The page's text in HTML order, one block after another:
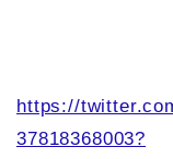
https://
37818368003?